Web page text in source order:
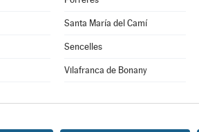
Santa María del Camí
Sencelles
Vilafranca de Bonany